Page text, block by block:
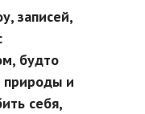
записей,
будто
природы и
себя,